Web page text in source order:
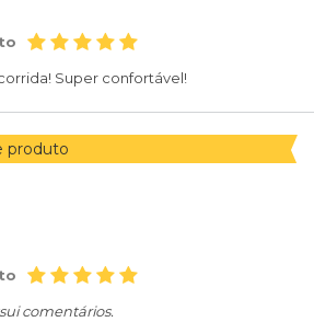
Super confortável!
produto
comentários.